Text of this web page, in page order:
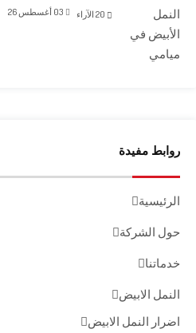
03 أغسطس 26 الآراء
روابط مفيدة
الرئيسية
حول الشركة
خدماتنا
النمل الابيض
اضرار النمل الابيض